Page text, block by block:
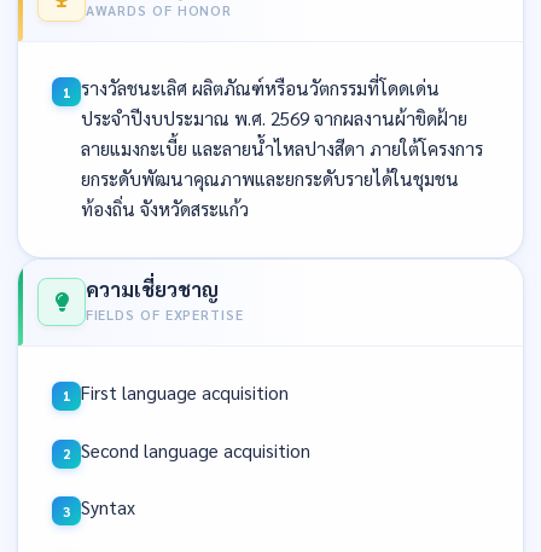
AWARDS OF HONOR
รางวัลชนะเลิศ ผลิตภัณฑ์หรือนวัตกรรมที่โดดเด่น
ประจำปีงบประมาณ พ.ศ. 2569 จากผลงานผ้าขิดฝ้าย
ลายแมงกะเบี้ย และลายน้ำไหลปางสีดา ภายใต้โครงการ
ยกระดับพัฒนาคุณภาพและยกระดับรายได้ในชุมชน
ท้องถิ่น จังหวัดสระแก้ว
ความเชี่ยวชาญ
FIELDS OF EXPERTISE
First language acquisition
Second language acquisition
Syntax